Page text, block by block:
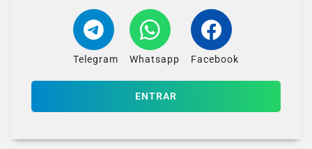
Telegram Whatsapp Facebook
ENTRAR